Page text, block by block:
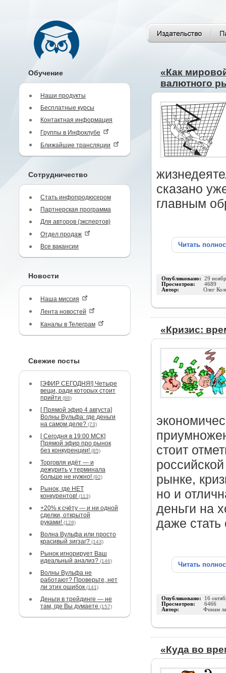
Обучение
Наши продукты
Бесплатные курсы
Контактная информация
Группы в Инфоклубе
Ближайшие трансляции
Сотрудничество
Стать инфопродюсером
Партнерская программа
Для авторов (экспертов)
Отдел продаж
Все вакансии
Новости
Наша миссия
Лента новостей
Каналы в Телеграм
Свежие посты
[ЭФИР СЕГОДНЯ!] Четыре
вещи, ради которых стоит
прийти (88)
[ Прямой эфир 4 августа]
Волны Вульфа: где деньги
на самом деле? (73)
[ Сегодня в 19:00 МСК]
Прямой эфир про рынок
без конкуренции! (85)
Торговля идёт — и
дежурить у терминала
больше не нужно! (92)
Рынок, где НЕТ
конкурентов! (113)
+20% к счёту — и ни одной
сделки, открытой
руками! (128)
Волна Вульфа или просто
красивый зигзаг? (143)
Рынок игнорирует Ваш
идеальный анализ? (146)
Волны Вульфа не
работают? Проверьте, нет
ли этих ошибок (141)
Деньги в трейдинге — не
там, где Вы думаете (157)
«Как
валютного
сказано
главным
Читать
Опубликовано: 29
Просмотров: 4689
Автор: Олег
«Кризис:
стоит
рынке,
но и
деньги на
даже стать
Читать
Опубликовано: 16
Просмотров: 6466
Автор: Финам
«Куда во